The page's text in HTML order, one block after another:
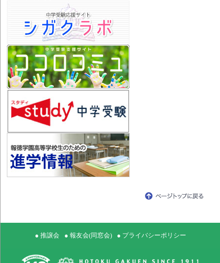
● 推譲会 ● 報友会(同窓会) ● プライバシーポリシー